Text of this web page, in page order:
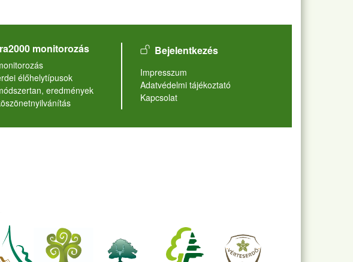
monitorozás
élőhelytípusok
eredmények
User account menu
Bejelentkezés
Lábléc
Impresszum
Adatvédelmi tájékoztató
Kapcsolat